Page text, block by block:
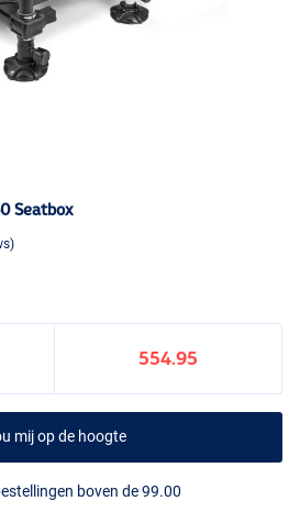
Seatbox
554.95
mij op de hoogte
boven de 99.00